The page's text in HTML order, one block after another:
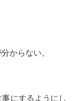
からない。
にするようにし